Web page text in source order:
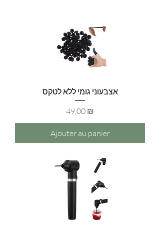
אצבעוני גומי ללא לטקס
Prix
49,00 ₪
Ajouter au panier